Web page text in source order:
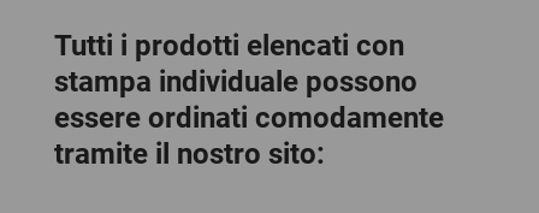
Tutti i prodotti elencati con
stampa individuale possono
essere ordinati comodamente
tramite il nostro sito: